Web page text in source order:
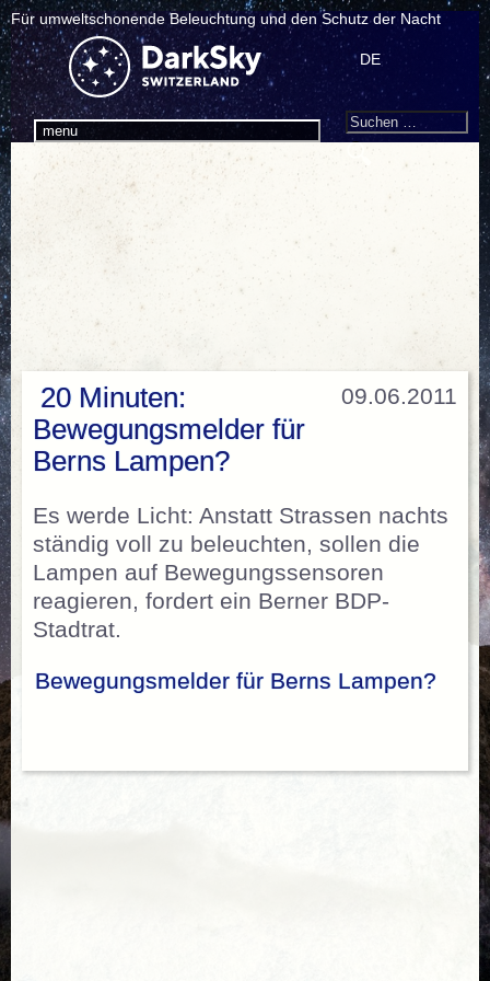
Für umweltschonende Beleuchtung und den Schutz der Nacht
menu
DE
Search
Suchen
09.06.2011
20 Minuten:
Bewegungsmelder für
Berns Lampen?
Es werde Licht: Anstatt Strassen nachts
ständig voll zu beleuchten, sollen die
Lampen auf Bewegungssensoren
reagieren, fordert ein Berner BDP-
Stadtrat.
Bewegungsmelder für Berns Lampen?